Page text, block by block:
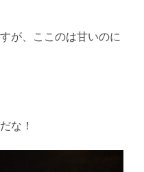
が、ここのは甘いのに
な！